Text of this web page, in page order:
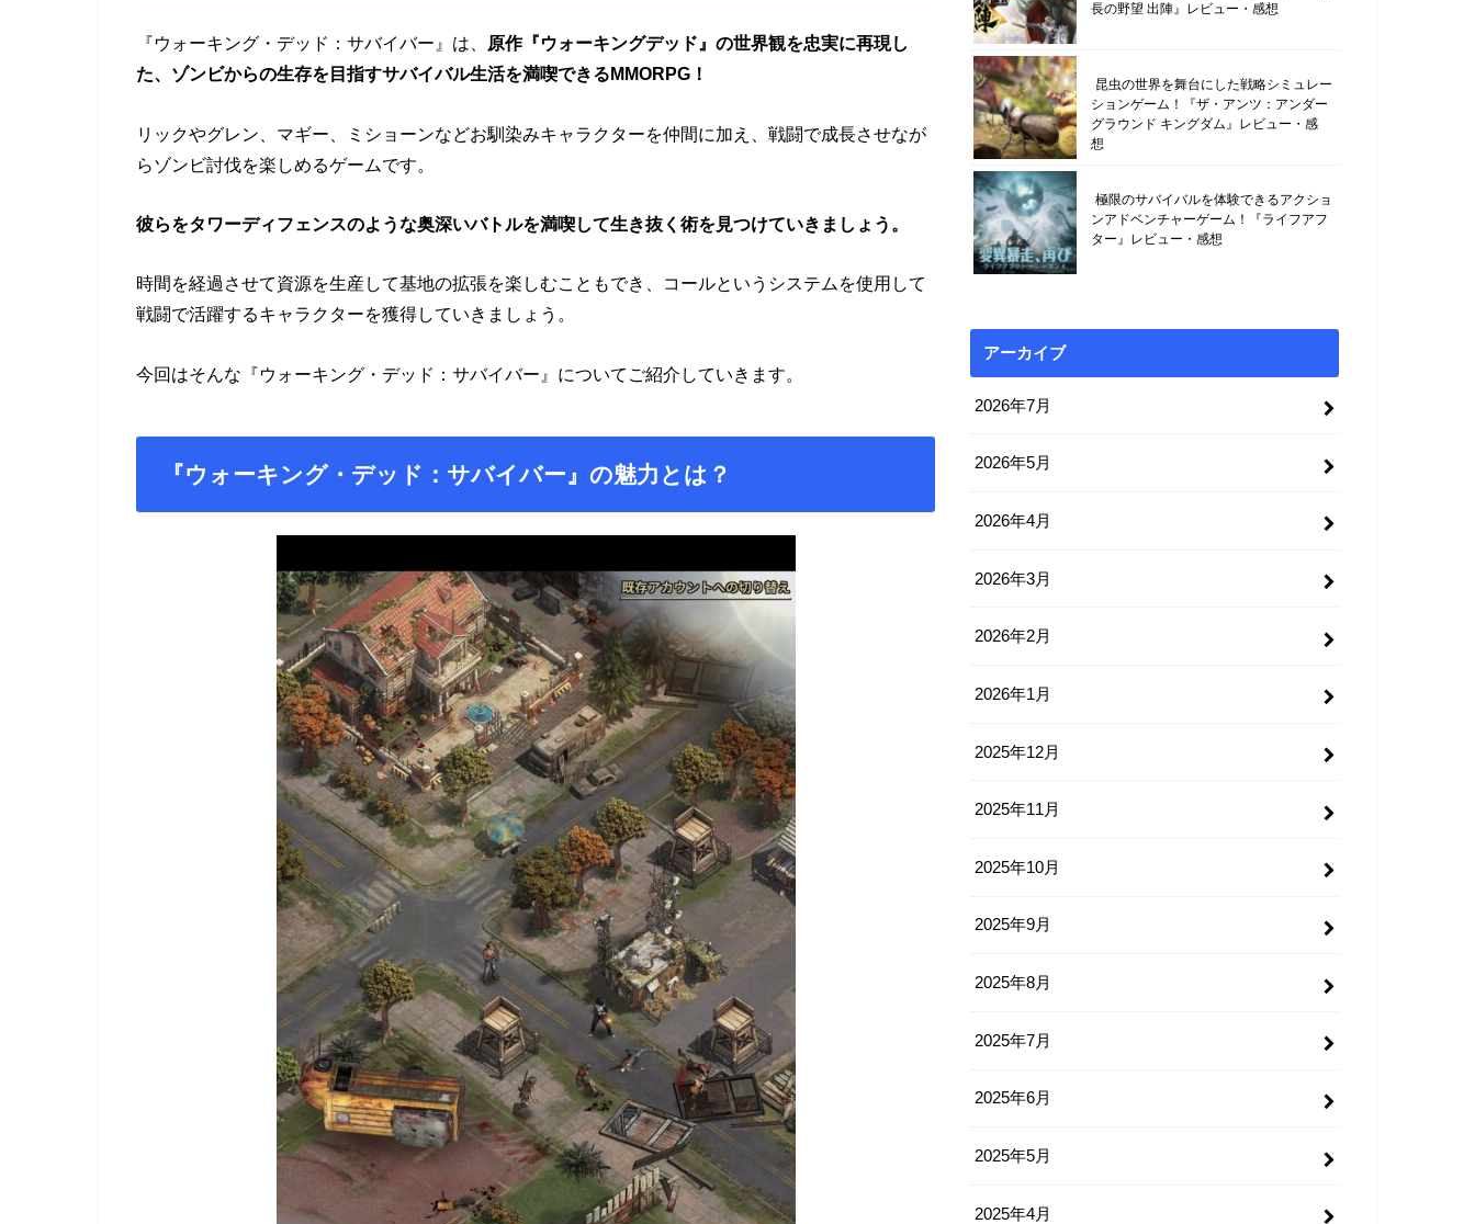
『ウォーキング・デッド：サバイバー』は、
原作『ウォーキングデッド』の世界観を忠実に再現し
た、ゾンビからの生存を目指すサバイバル生活を満喫できるMMORPG！
リックやグレン、マギー、ミショーンなどお馴染みキャラクターを仲間に加え、戦闘で成長させなが
らゾンビ討伐を楽しめるゲームです。
彼らをタワーディフェンスのような奥深いバトルを満喫して生き抜く術を見つけていきましょう。
時間を経過させて資源を生産して基地の拡張を楽しむこともでき、コールというシステムを使用して
戦闘で活躍するキャラクターを獲得していきましょう。
今回はそんな『ウォーキング・デッド：サバイバー』についてご紹介していきます。
『ウォーキング・デッド：サバイバー』の魅力とは？
長の野望 出陣』レビュー・感想
昆虫の世界を舞台にした戦略シミュレー
ションゲーム！『ザ・アンツ：アンダー
グラウンド キングダム』レビュー・感
想
極限のサバイバルを体験できるアクショ
ンアドベンチャーゲーム！『ライフアフ
ター』レビュー・感想
アーカイブ
2026年7月
2026年5月
2026年4月
2026年3月
2026年2月
2026年1月
2025年12月
2025年11月
2025年10月
2025年9月
2025年8月
2025年7月
2025年6月
2025年5月
2025年4月